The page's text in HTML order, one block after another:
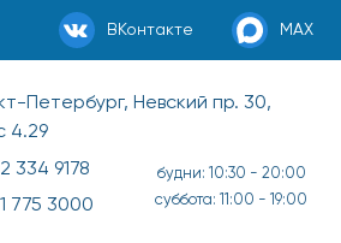
ВКонтакте MAX
Петербург, Невский пр. 30,
4.29
334 9178
775 3000
будни: 10:30 - 20:00
суббота: 11:00 - 19:00